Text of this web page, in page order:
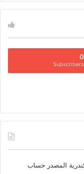
0
Subscribers